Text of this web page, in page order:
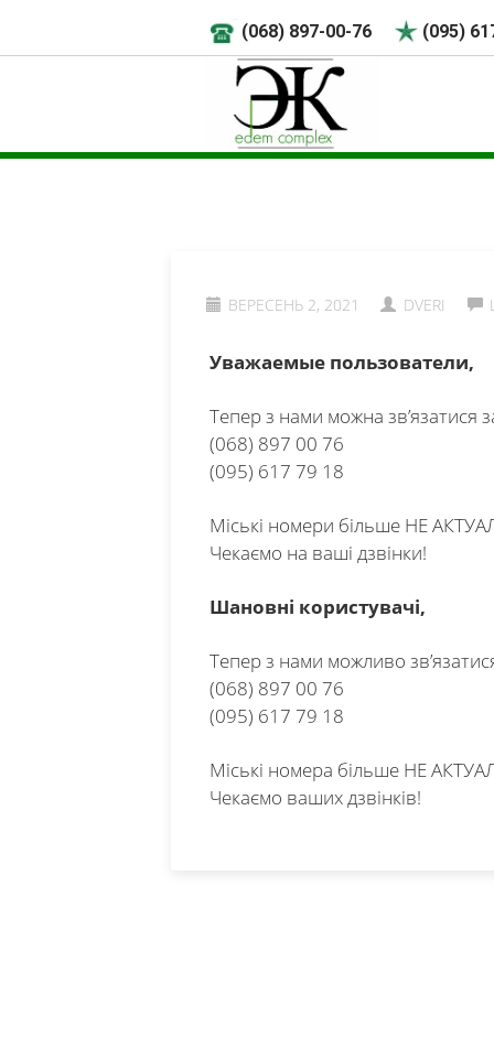
(068) 897-00-76 (095)
ВЕРЕСЕНЬ 2, 2021 DVERI
Уважаемые пользователи,
Тепер з нами можна зв’язатися
(068) 897 00 76
(095) 617 79 18
Міські номери більше НЕ
Чекаємо на ваші дзвінки!
Шановні користувачі,
Тепер з нами можливо
(068) 897 00 76
(095) 617 79 18
Міські номера більше НЕ
Чекаємо ваших дзвінків!